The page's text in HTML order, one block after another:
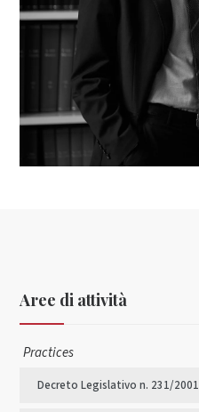
Aree di attività
Practices
Decreto Legislativo n. 231/2001